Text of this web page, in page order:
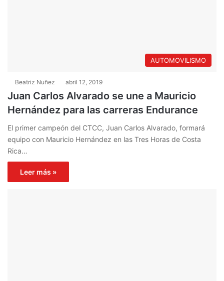
AUTOMOVILISMO
Beatriz Nuñez abril 12, 2019
Juan Carlos Alvarado se une a Mauricio
Hernández para las carreras Endurance
El primer campeón del CTCC, Juan Carlos Alvarado, formará
equipo con Mauricio Hernández en las Tres Horas de Costa
Rica…
Leer más »